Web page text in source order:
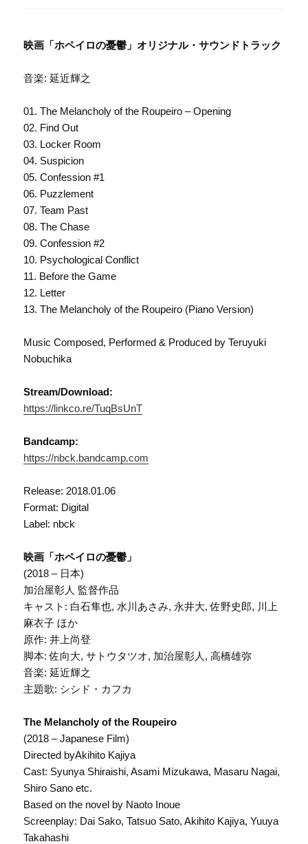
映画「ホペイロの憂鬱」オリジナル・サウンドトラック
音楽: 延近輝之
01. The Melancholy of the Roupeiro – Opening
02. Find Out
03. Locker Room
04. Suspicion
05. Confession #1
06. Puzzlement
07. Team Past
08. The Chase
09. Confession #2
10. Psychological Conflict
11. Before the Game
12. Letter
13. The Melancholy of the Roupeiro (Piano Version)
Music Composed, Performed & Produced by Teruyuki
Nobuchika
Stream/Download:
https://linkco.re/TuqBsUnT
Bandcamp:
https://nbck.bandcamp.com
Release: 2018.01.06
Format: Digital
Label: nbck
映画「ホペイロの憂鬱」
(2018 – 日本)
加治屋彰人 監督作品
キャスト: 白石隼也, 水川あさみ, 永井大, 佐野史郎, 川上
麻衣子 ほか
原作: 井上尚登
脚本: 佐向大, サトウタツオ, 加治屋彰人, 高橋雄弥
音楽: 延近輝之
主題歌: シシド・カフカ
The Melancholy of the Roupeiro
(2018 – Japanese Film)
Directed byAkihito Kajiya
Cast: Syunya Shiraishi, Asami Mizukawa, Masaru Nagai,
Shiro Sano etc.
Based on the novel by Naoto Inoue
Screenplay: Dai Sako, Tatsuo Sato, Akihito Kajiya, Yuuya
Takahashi